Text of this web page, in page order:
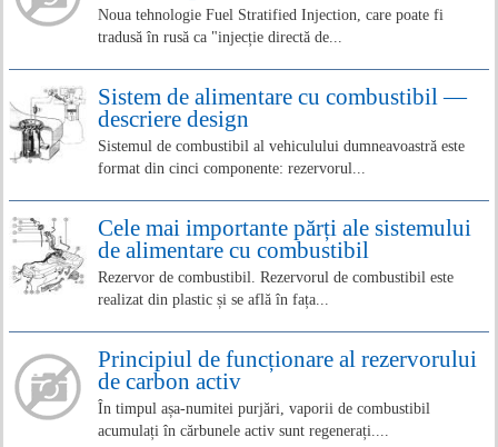
Noua tehnologie Fuel Stratified Injection, care poate fi
tradusă în rusă ca "injecție directă de...
Sistem de alimentare cu combustibil —
descriere design
Sistemul de combustibil al vehiculului dumneavoastră este
format din cinci componente: rezervorul...
Cele mai importante părți ale sistemului
de alimentare cu combustibil
Rezervor de combustibil. Rezervorul de combustibil este
realizat din plastic și se află în fața...
Principiul de funcționare al rezervorului
de carbon activ
În timpul așa-numitei purjări, vaporii de combustibil
acumulați în cărbunele activ sunt regenerați....